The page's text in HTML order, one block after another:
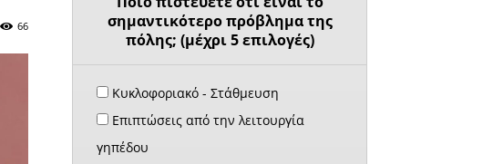
66
σημαντικότερο πρόβλημα της
πόλης; (μέχρι 5 επιλογές)
Κυκλοφοριακό - Στάθμευση
Επιπτώσεις από την λειτουργία
γηπέδου